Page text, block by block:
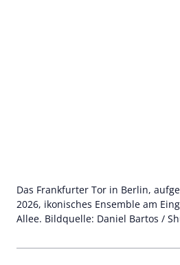
Das Frankfurter Tor in Berlin,
2026, ikonisches Ensemble am
Allee. Bildquelle: Daniel Bartos /